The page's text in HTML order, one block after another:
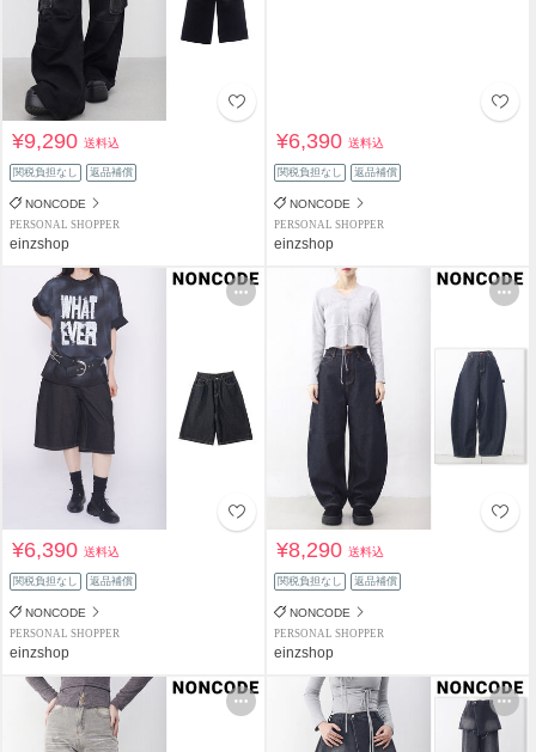
¥9,290送料込
関税負担なし 返品補償
NONCODE
PERSONAL SHOPPER
einzshop
¥6,390送料込
関税負担なし 返品補償
NONCODE
PERSONAL SHOPPER
einzshop
¥6,390送料込
関税負担なし 返品補償
NONCODE
PERSONAL SHOPPER
einzshop
¥8,290送料込
関税負担なし 返品補償
NONCODE
PERSONAL SHOPPER
einzshop